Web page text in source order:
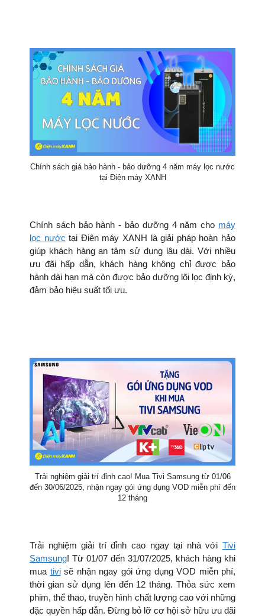
Chính sách giá bảo hành - bảo dưỡng 4 năm máy lọc nước
tại Điện máy XANH
Chính sách bảo hành - bảo dưỡng 4 năm cho máy
lọc nước tại Điện máy XANH là giải pháp hoàn hảo
giúp khách hàng an tâm sử dụng lâu dài. Với nhiều
ưu đãi hấp dẫn, khách hàng không chỉ được bảo
hành dài hạn mà còn được bảo dưỡng lõi lọc định kỳ,
đảm bảo hiệu suất tối ưu.
Trải nghiệm giải trí đỉnh cao! Mua Tivi Samsung từ 01/06
đến 30/06/2025, nhận ngay gói ứng dụng VOD miễn phí đến
12 tháng
Trải nghiệm giải trí đỉnh cao ngay tại nhà với Tivi
Samsung! Từ 01/07 đến 31/07/2025, khách hàng khi
mua tivisẽ nhận ngay gói ứng dụng VOD miễn phí,
thời gian sử dụng lên đến 12 tháng. Thỏa sức xem
phim, thể thao, truyền hình chất lượng cao với những
đặc quyền hấp dẫn. Đừng bỏ lỡ cơ hội sở hữu ưu đãi